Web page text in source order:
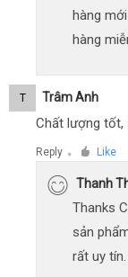
hàng
hàng
T Trâm Anh
Chất lượng tốt,
Reply ● Like
Thanh
Thanks
sản
rất uy tín.